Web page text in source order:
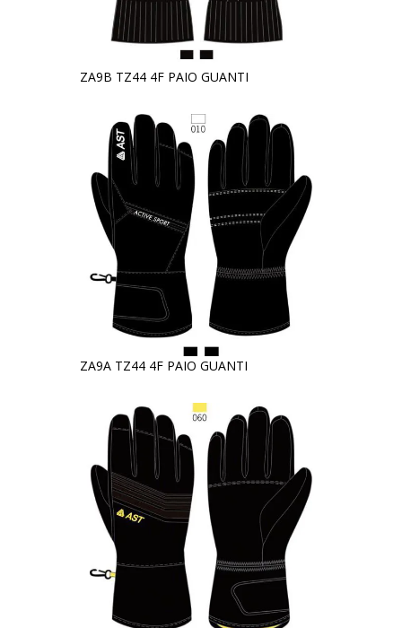
ZA9B TZ44 4F PAIO GUANTI
ZA9A TZ44 4F PAIO GUANTI